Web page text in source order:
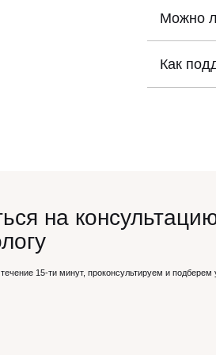
оценит
Можно
контуры
Как
на
15-ти минут, проконсультируем и подберем